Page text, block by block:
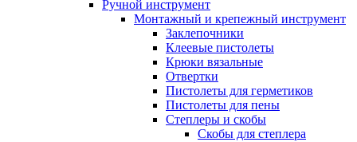
Ручной инструмент
Монтажный и крепежный инструмент
Заклепочники
Клеевые пистолеты
Крюки вязальные
Отвертки
Пистолеты для герметиков
Пистолеты для пены
Степлеры и скобы
Скобы для степлера